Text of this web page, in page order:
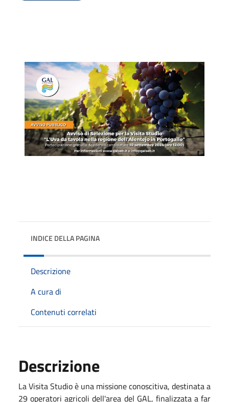
INDICE DELLA PAGINA
Descrizione
A cura di
Contenuti correlati
Descrizione
La Visita Studio è una missione conoscitiva, destinata a
29 operatori agricoli dell'area del GAL, finalizzata a far